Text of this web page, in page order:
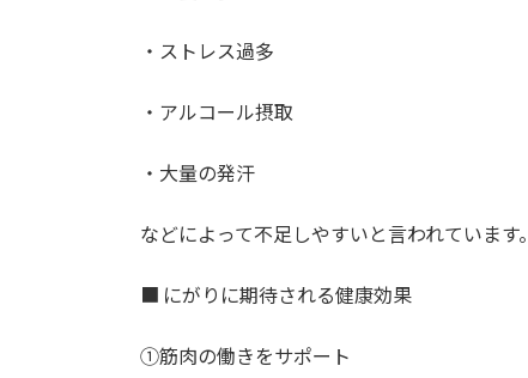
・ストレス過多
・アルコール摂取
・大量の発汗
などによって不足しやすいと言われています。
■ にがりに期待される健康効果
①筋肉の働きをサポート